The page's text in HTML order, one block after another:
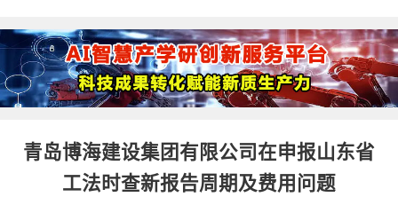
青岛博海建设集团有限公司在申报山东省
工法时查新报告周期及费用问题